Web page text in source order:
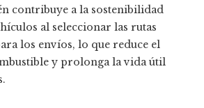
contribuye a la sostenibilidad
al seleccionar las rutas
los envíos, lo que reduce el
y prolonga la vida útil